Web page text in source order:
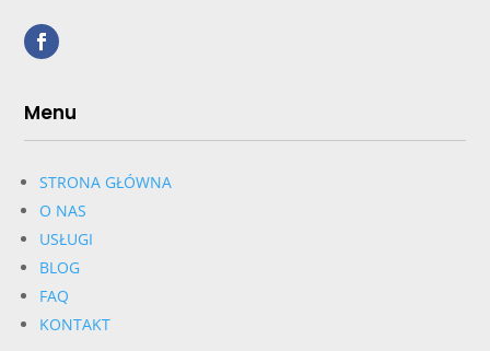
Menu
STRONA GŁÓWNA
O NAS
USŁUGI
BLOG
FAQ
KONTAKT